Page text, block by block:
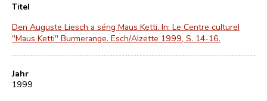
Titel
Den Auguste Liesch a séng Maus Ketti. In: Le Centre culturel
"Maus Ketti" Burmerange. Esch/Alzette 1999, S. 14-16.
Jahr
1999